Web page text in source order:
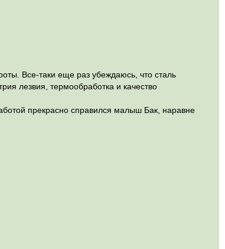
Все-таки еще раз убеждаюсь, что сталь
лезвия, термообработка и качество
прекрасно справился малыш Бак, наравне